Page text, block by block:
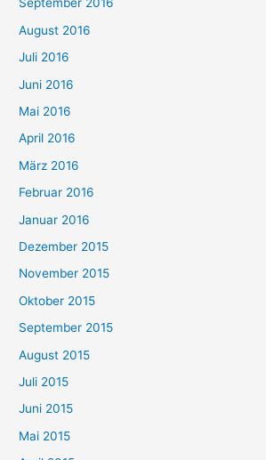
September 2016
August 2016
Juli 2016
Juni 2016
Mai 2016
April 2016
März 2016
Februar 2016
Januar 2016
Dezember 2015
November 2015
Oktober 2015
September 2015
August 2015
Juli 2015
Juni 2015
Mai 2015